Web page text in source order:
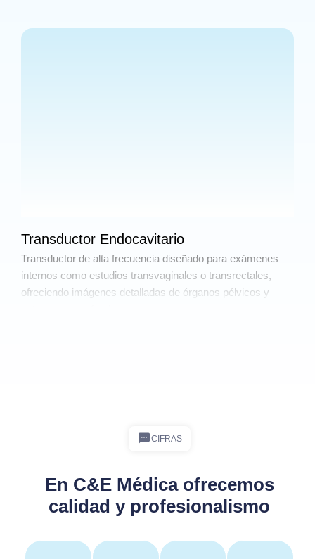
Transductor Endocavitario
Transductor de alta frecuencia diseñado para exámenes
internos como estudios transvaginales o transrectales,
ofreciendo imágenes detalladas de órganos pélvicos y
CIFRAS
En C&E Médica ofrecemos
calidad y profesionalismo